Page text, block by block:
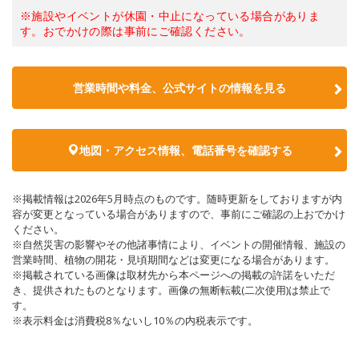
※施設やイベントが休園・中止になっている場合がありま
す。おでかけの際は事前にご確認ください。
営業時間や料金、公式サイトの情報を見る
地図・アクセス情報、電話番号を確認する
※掲載情報は2026年5月時点のものです。随時更新をしておりますが内
容が変更となっている場合がありますので、事前にご確認の上おでかけ
ください。
※自然災害の影響やその他諸事情により、イベントの開催情報、施設の
営業時間、植物の開花・見頃期間などは変更になる場合があります。
※掲載されている画像は取材先から本ページへの掲載の許諾をいただ
き、提供されたものとなります。画像の無断転載(二次使用)は禁止で
す。
※表示料金は消費税8％ないし10％の内税表示です。